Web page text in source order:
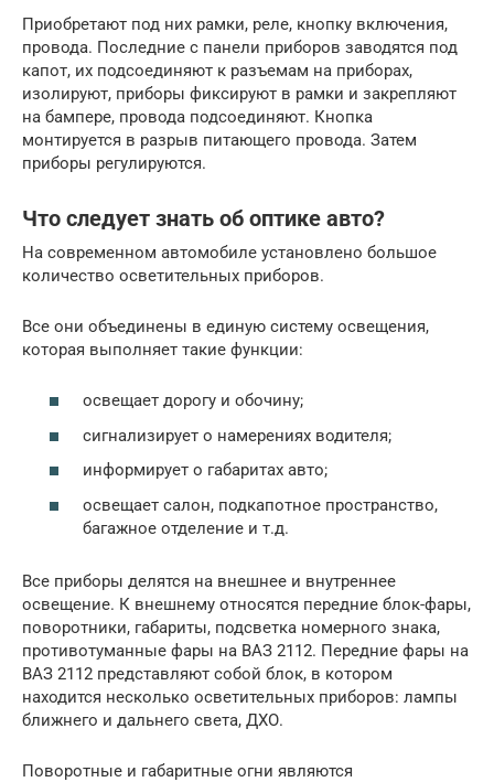
Приобретают под них рамки, реле, кнопку включения,
провода. Последние с панели приборов заводятся под
капот, их подсоединяют к разъемам на приборах,
изолируют, приборы фиксируют в рамки и закрепляют
на бампере, провода подсоединяют. Кнопка
монтируется в разрыв питающего провода. Затем
приборы регулируются.
Что следует знать об оптике авто?
На современном автомобиле установлено большое
количество осветительных приборов.
Все они объединены в единую систему освещения,
которая выполняет такие функции:
освещает дорогу и обочину;
сигнализирует о намерениях водителя;
информирует о габаритах авто;
освещает салон, подкапотное пространство,
багажное отделение и т.д.
Все приборы делятся на внешнее и внутреннее
освещение. К внешнему относятся передние блок-фары,
поворотники, габариты, подсветка номерного знака,
противотуманные фары на ВАЗ 2112. Передние фары на
ВАЗ 2112 представляют собой блок, в котором
находится несколько осветительных приборов: лампы
ближнего и дальнего света, ДХО.
Поворотные и габаритные огни являются